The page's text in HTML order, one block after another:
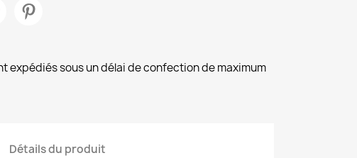
expédiés sous un délai de confection de maximum
Détails du produit